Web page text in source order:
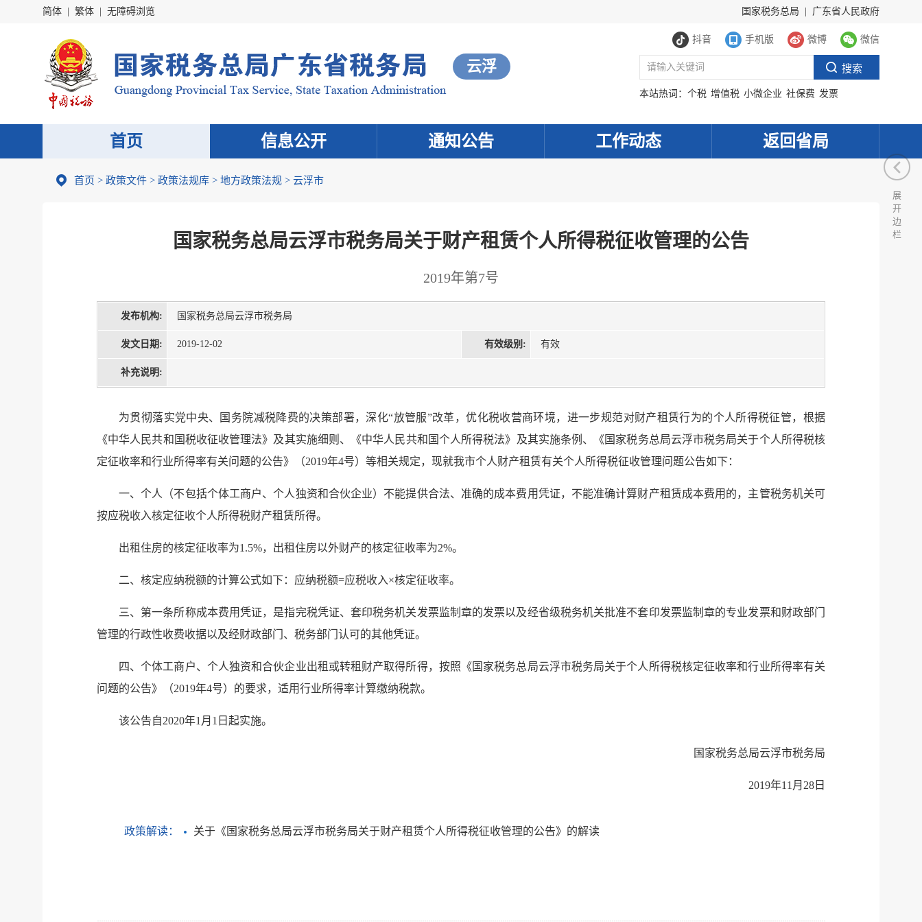
简体 繁体 无障碍浏览 国家税务总局 广东省人民政府
抖音 手机版 微博 微信
云浮
本站热词： 个税 增值税 小微企业 社保费 发票
首页 信息公开 通知公告 工作动态 返回省局
首页 > 政策文件 > 政策法规库 > 地方政策法规 > 云浮市
国家税务总局云浮市税务局关于财产租赁个人所得税征收管理的公告
2019年第7号
发布机构: 国家税务总局云浮市税务局
发文日期: 2019-12-02 有效级别: 有效
补充说明:
为贯彻落实党中央、国务院减税降费的决策部署，深化“放管服”改革，优化税收营商环境，进一步规范对财产租赁行为的个人所得税征管，根据
《中华人民共和国税收征收管理法》及其实施细则、《中华人民共和国个人所得税法》及其实施条例、《国家税务总局云浮市税务局关于个人所得税核
定征收率和行业所得率有关问题的公告》（2019年4号）等相关规定，现就我市个人财产租赁有关个人所得税征收管理问题公告如下：
一、个人（不包括个体工商户、个人独资和合伙企业）不能提供合法、准确的成本费用凭证，不能准确计算财产租赁成本费用的，主管税务机关可
按应税收入核定征收个人所得税财产租赁所得。
出租住房的核定征收率为1.5%，出租住房以外财产的核定征收率为2%。
二、核定应纳税额的计算公式如下：应纳税额=应税收入×核定征收率。
三、第一条所称成本费用凭证，是指完税凭证、套印税务机关发票监制章的发票以及经省级税务机关批准不套印发票监制章的专业发票和财政部门
管理的行政性收费收据以及经财政部门、税务部门认可的其他凭证。
四、个体工商户、个人独资和合伙企业出租或转租财产取得所得，按照《国家税务总局云浮市税务局关于个人所得税核定征收率和行业所得率有关
问题的公告》（2019年4号）的要求，适用行业所得率计算缴纳税款。
该公告自2020年1月1日起实施。
国家税务总局云浮市税务局
2019年11月28日
政策解读： 关于《国家税务总局云浮市税务局关于财产租赁个人所得税征收管理的公告》的解读
展
开
边
栏